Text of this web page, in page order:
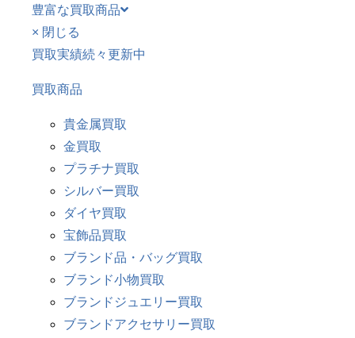
豊富な買取商品
× 閉じる
買取実績続々更新中
買取商品
貴金属買取
金買取
プラチナ買取
シルバー買取
ダイヤ買取
宝飾品買取
ブランド品・バッグ買取
ブランド小物買取
ブランドジュエリー買取
ブランドアクセサリー買取